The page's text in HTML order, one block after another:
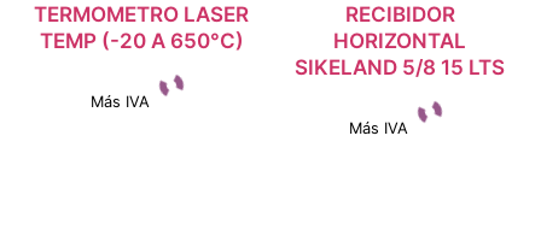
TERMOMETRO LASER
TEMP (-20 A 650°C)
Más IVA
RECIBIDOR
HORIZONTAL
SIKELAND 5/8 15 LTS
Más IVA